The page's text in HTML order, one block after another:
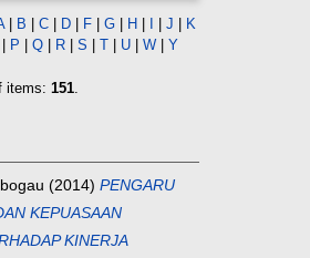
| B C D F G H J
K
P Q R S T U W Y
items: 151.
(2014) PENGARU
KEPUASAAN
KINERJA